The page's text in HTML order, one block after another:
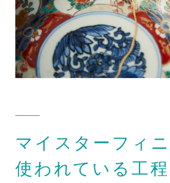
マイスターフィ
使われている工程